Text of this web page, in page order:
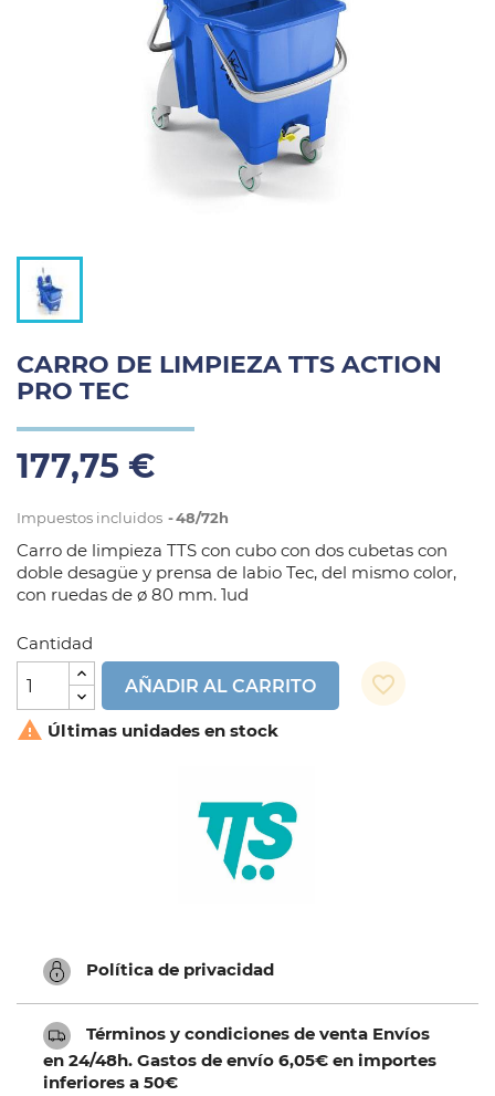
CARRO DE LIMPIEZA TTS ACTION
PRO TEC
177,75 €
Impuestos incluidos 48/72h
Carro de limpieza TTS con cubo con dos cubetas con
doble desagüe y prensa de labio Tec, del mismo color,
con ruedas de ø 80 mm. 1ud
Cantidad
AÑADIR AL CARRITO
favorite_border
 Últimas unidades en stock
Política de privacidad
Términos y condiciones de venta Envíos
en 24/48h. Gastos de envío 6,05€ en importes
inferiores a 50€